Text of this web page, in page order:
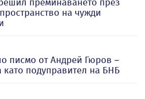
на чужди
писмо от Андрей Гюров –
като подуправител на БНБ